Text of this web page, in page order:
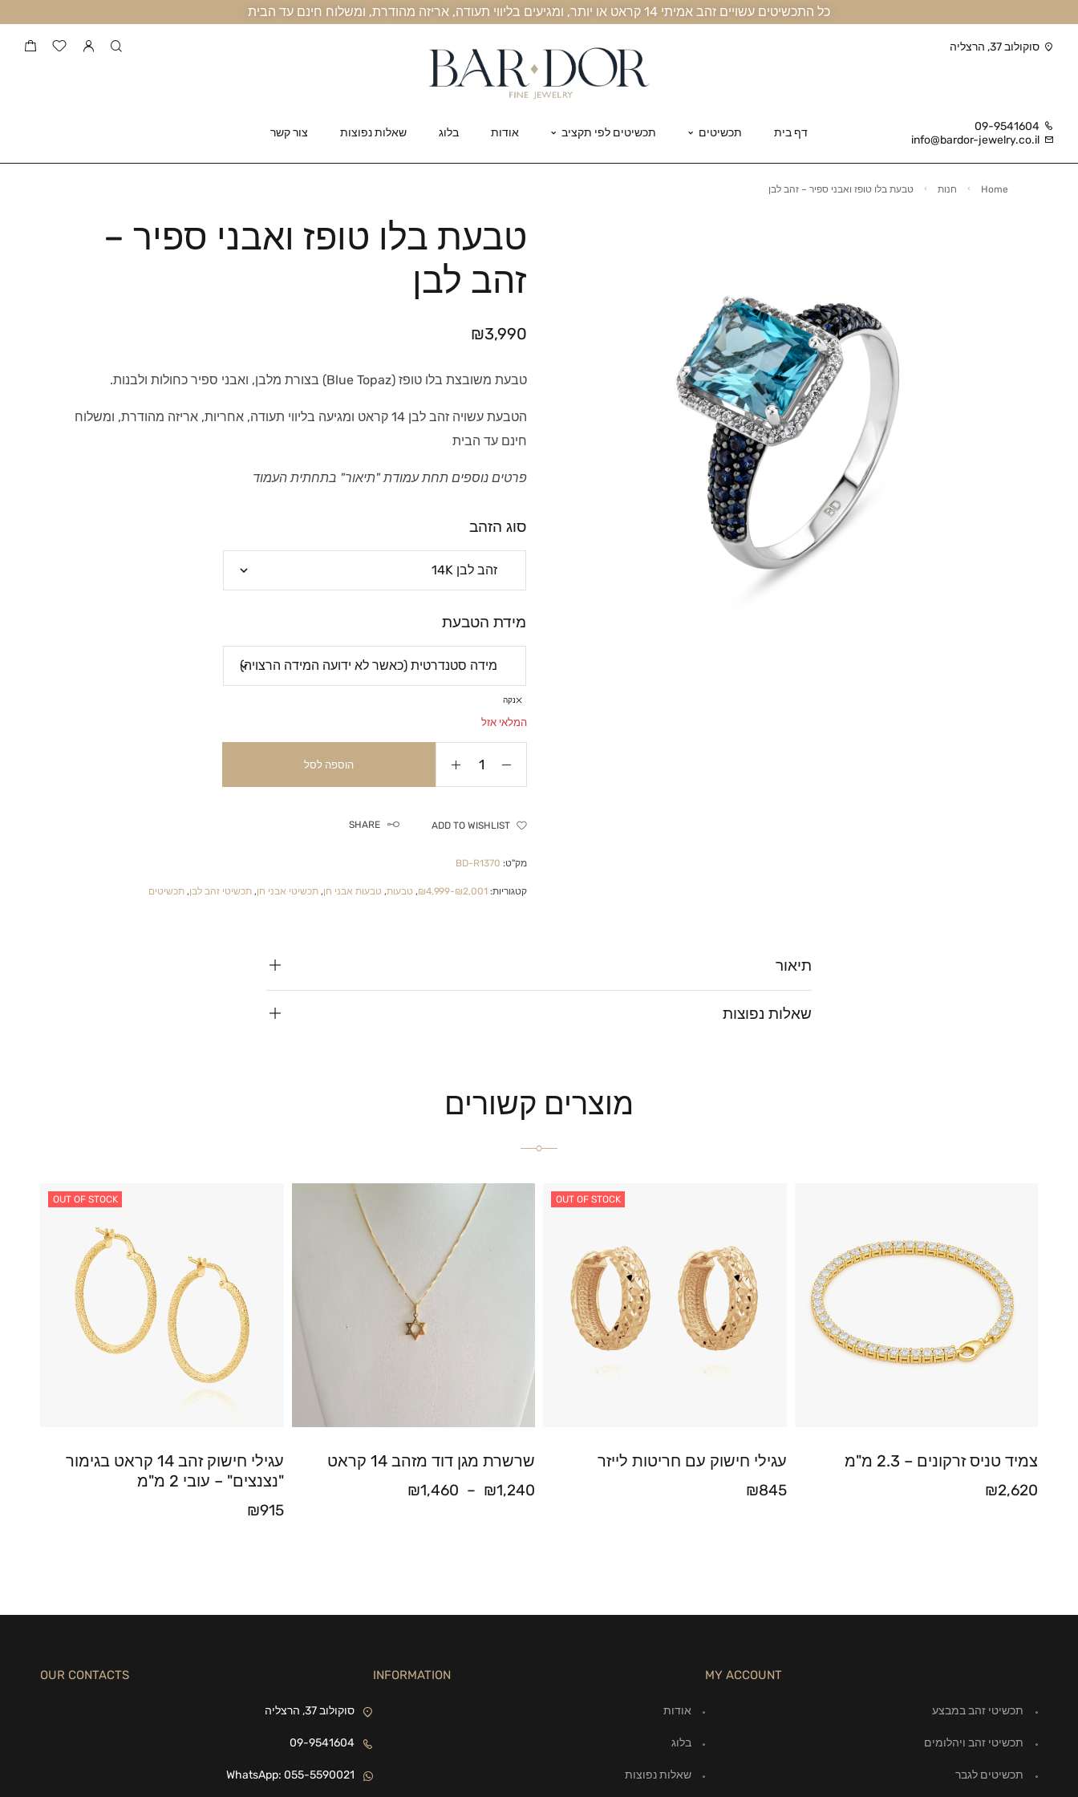
כל התכשיטים עשויים זהב אמיתי 14 קראט או יותר, ומגיעים בליווי תעודה, אריזה מהודרת, ומשלוח חינם עד הבית
סוקולוב 37, הרצליה
09-9541604
info@bardor-jewelry.co.il
דף בית תכשיטים תכשיטים לפי תקציב אודות בלוג שאלות נפוצות צור קשר
Home חנות טבעת בלו טופז ואבני ספיר – זהב לבן
טבעת בלו טופז ואבני ספיר –
זהב לבן
₪3,990
טבעת משובצת בלו טופז (Blue Topaz) בצורת מלבן, ואבני ספיר כחולות ולבנות.
הטבעת עשויה זהב לבן 14 קראט ומגיעה בליווי תעודה, אחריות, אריזה מהודרת, ומשלוח
חינם עד הבית
פרטים נוספים תחת עמודת "תיאור" בתחתית העמוד
סוג הזהב
מידת הטבעת
נקה
המלאי אזל
הוספה לסל
ADD TO WISHLIST
SHARE
מק"ט: BD-R1370
קטגוריות: ₪2,001-₪4,999
, טבעות, טבעות אבני חן, תכשיטי אבני חן, תכשיטי זהב לבן, תכשיטים
תיאור
שאלות נפוצות
מוצרים קשורים
צמיד טניס זרקונים – 2.3 מ"מ
₪2,620
OUT OF STOCK
עגילי חישוק עם חריטות לייזר
₪845
שרשרת מגן דוד מזהב 14 קראט
₪1,240
–
₪1,460
OUT OF STOCK
עגילי חישוק זהב 14 קראט בגימור
"נצנצים" – עובי 2 מ"מ
₪915
MY ACCOUNT
תכשיטי זהב במבצע
תכשיטי זהב ויהלומים
תכשיטים לגבר
INFORMATION
אודות
בלוג
שאלות נפוצות
OUR CONTACTS
סוקולוב 37, הרצליה
09-9541604
WhatsApp: 055-5590021